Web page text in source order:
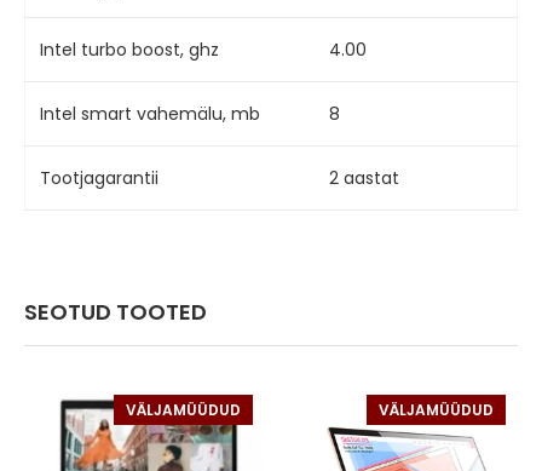
Intel turbo boost, ghz 4.00
Intel smart vahemälu, mb 8
Tootjagarantii 2 aastat
SEOTUD TOOTED
VÄLJAMÜÜDUD VÄLJAMÜÜDUD